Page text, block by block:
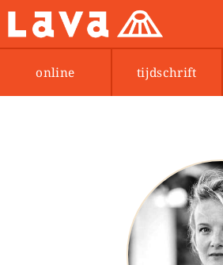
online tijdschrift